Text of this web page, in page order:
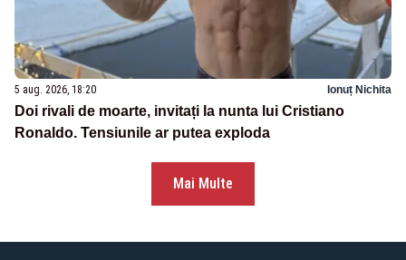
5 aug. 2026, 18:20 Ionuț Nichita
Doi rivali de moarte, invitați la nunta lui Cristiano
Ronaldo. Tensiunile ar putea exploda
Mai Multe